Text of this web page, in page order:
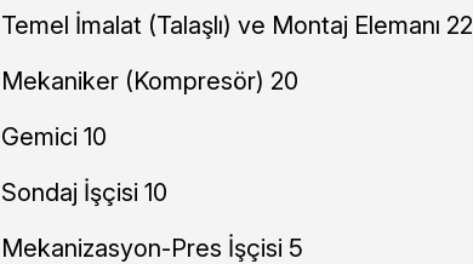
Temel İmalat (Talaşlı) ve Montaj Elemanı 22
Mekaniker (Kompresör) 20
Gemici 10
Sondaj İşçisi 10
Mekanizasyon-Pres İşçisi 5